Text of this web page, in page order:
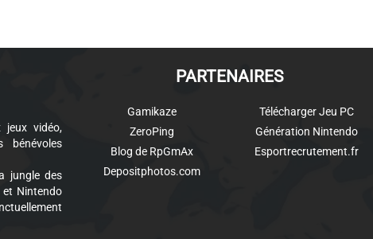
jeux vidéo,
bénévoles
jungle des
et Nintendo
PARTENAIRES
Gamikaze
ZeroPing
Blog de RpGmAx
Depositphotos.com
Télécharger Jeu PC
Génération Nintendo
Esportrecrutement.fr